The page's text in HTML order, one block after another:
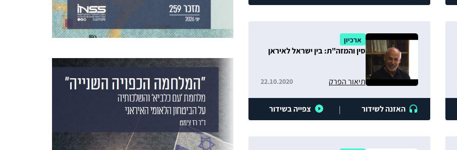
ארכיון
סין והמזה"ת: בין ישראל לאיראן
תיאור הפרק 22.10.2020
האזנה לשידור | צפייה בשידור